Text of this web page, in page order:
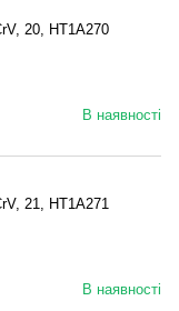
20, HT1A270
В наявності
21, HT1A271
В наявності